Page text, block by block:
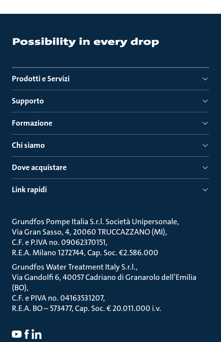
Prodotti e Servizi
Supporto
Formazione
Chi siamo
Dove acquistare
Link rapidi
Grundfos Pompe Italia S.r.l. Società Unipersonale
Via Gran Sasso, 4, 20060 TRUCCAZZANO (MI)
C.F. e P.IVA no. 09062370151
R.E.A. Milano 1272744, Cap. Soc. €2.586.000
Grundfos Water Treatment Italy S.r.l.
Via Gandolfi 6, 40057 Cadriano di Granarolo dell’Emilia
(BO)
C.F. e PIVA no. 04163531207
R.E.A. BO – 573477, Cap. Soc. € 20.011.000 i.v.